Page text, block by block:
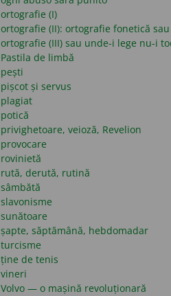
ortografie (I)
ortografie (II): ortografie fonetică
ortografie (III) sau unde-i lege nu-i
Pastila de limbă
pești
pișcot și servus
plagiat
potică
privighetoare, veioză, Revelion
provocare
rovinietă
rută, derută, rutină
sâmbătă
slavonisme
sunătoare
șapte, săptămână, hebdomadar
turcisme
ține de tenis
vineri
Volvo — o mașină revoluționară